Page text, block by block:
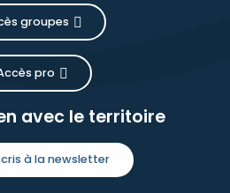
groupes
pro
avec le territoire
à la newsletter